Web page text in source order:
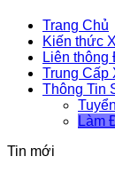
Trang Chủ
Kiến thức
Liên thông
Trung Cấp
Thông Tin
Làm
Tin mới